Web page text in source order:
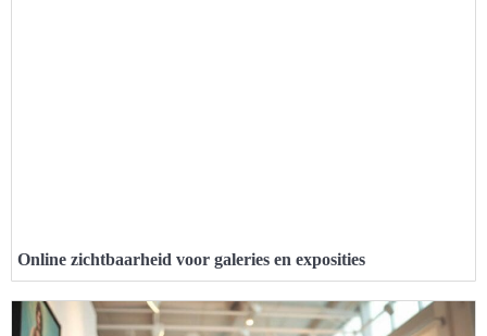
Online zichtbaarheid voor galeries en exposities